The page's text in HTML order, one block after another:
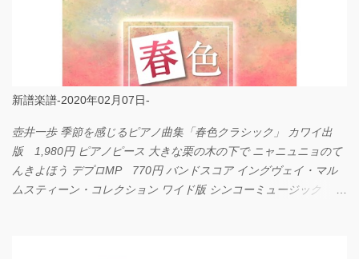
新譜楽譜-2020年02月07日-
壺井一歩 季節を感じるピアノ曲集「春色クラシック」 カワイ出
版 1,980円 ピアノピース 大きな栗の木の下で ニャニュニョのて
んきよほう デプロMP 770円 バンドスコア イングヴェイ・マル
ムスティーン・コレクション ワイド版 シンコーミュージック